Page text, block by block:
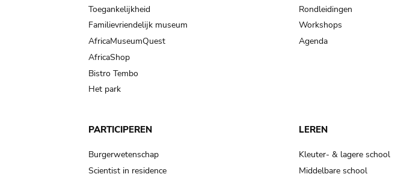
Toegankelijkheid
Familievriendelijk museum
AfricaMuseumQuest
AfricaShop
Bistro Tembo
Het park
Rondleidingen
Workshops
Agenda
PARTICIPEREN
Burgerwetenschap
Scientist in residence
LEREN
Kleuter- & lagere school
Middelbare school